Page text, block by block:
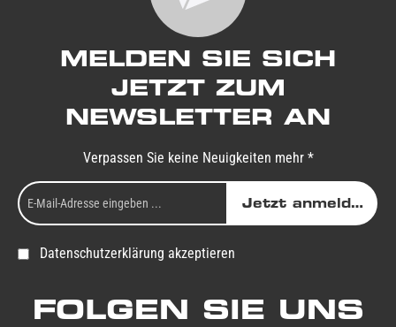
MELDEN SIE SICH
JETZT ZUM
NEWSLETTER AN
Verpassen Sie keine Neuigkeiten mehr *
Jetzt anmelden
Datenschutzerklärung akzeptieren
FOLGEN SIE UNS